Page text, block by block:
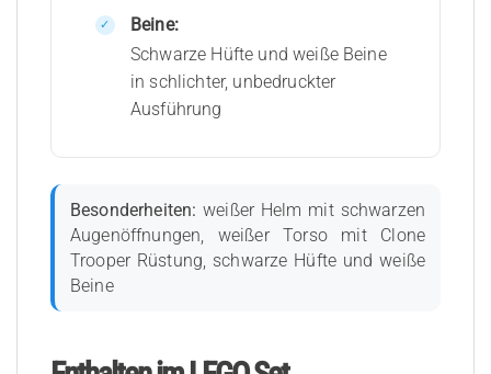
Beine:
Schwarze Hüfte und weiße Beine
in schlichter, unbedruckter
Ausführung
Besonderheiten: weißer Helm mit schwarzen
Augenöffnungen, weißer Torso mit Clone
Trooper Rüstung, schwarze Hüfte und weiße
Beine